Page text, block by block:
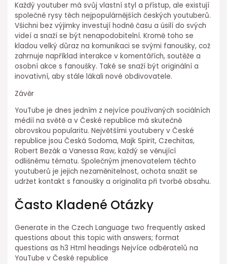
Každý youtuber má svůj vlastní styl a přístup, ale existují
společné rysy těch nejpopulárnějších českých youtuberů.
Všichni bez výjimky investují hodně času a úsilí do svých
videí a snaží se být nenapodobitelní. Kromě toho se
kladou velký důraz na komunikaci se svými fanoušky, což
zahrnuje například interakce v komentářích, soutěže a
osobní akce s fanoušky. Také se snaží být originální a
inovativní, aby stále lákali nové obdivovatele.
Závěr
YouTube je dnes jedním z nejvíce používaných sociálních
médií na světě a v České republice má skutečně
obrovskou popularitu. Největšími youtubery v České
republice jsou Česká Sodoma, Majk Spirit, Czechitas,
Robert Bezák a Vanessa Raw, každý se věnující
odlišnému tématu. Společným jmenovatelem těchto
youtuberů je jejich nezaměnitelnost, ochota snažit se
udržet kontakt s fanoušky a originalita při tvorbě obsahu.
Často Kladené Otázky
Generate in the Czech Language two frequently asked
questions about this topic with answers; format
questions as h3 Html headings Nejvíce odběratelů na
YouTube v České republice